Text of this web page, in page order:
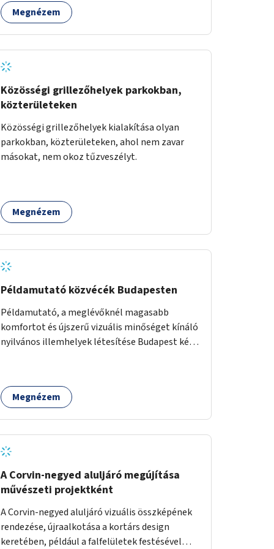
miatt másra nincs lehetőség.
Megnézem
Közösségi grillezőhelyek parkokban,
közterületeken
Közösségi grillezőhelyek kialakítása olyan
parkokban, közterületeken, ahol nem zavar
másokat, nem okoz tűzveszélyt.
Megnézem
Példamutató közvécék Budapesten
Példamutató, a meglévőknél magasabb
komfortot és újszerű vizuális minőséget kínáló
nyilvános illemhelyek létesítése Budapest két
fenntartási konstrukció kidolgozása; egyéb
kapcsolt szolgáltatások (pl. ivókút,
Megnézem
A Corvin-negyed aluljáró megújítása
művészeti projektként
A Corvin-negyed aluljáró vizuális összképének
rendezése, újraalkotása a kortárs design
keretében, például a falfelületek festésével